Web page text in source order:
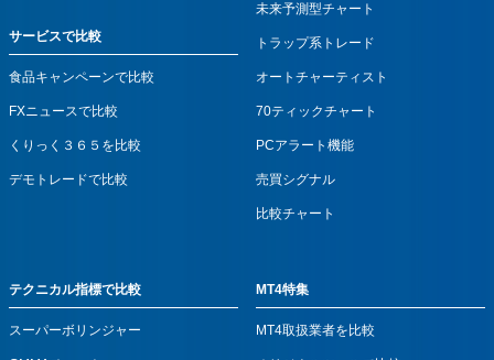
サービスで比較
食品キャンペーンで比較
FXニュースで比較
くりっく３６５を比較
デモトレードで比較
未来予測型チャート
トラップ系トレード
オートチャーティスト
70ティックチャート
PCアラート機能
売買シグナル
比較チャート
テクニカル指標で比較
スーパーボリンジャー
MT4特集
MT4取扱業者を比較